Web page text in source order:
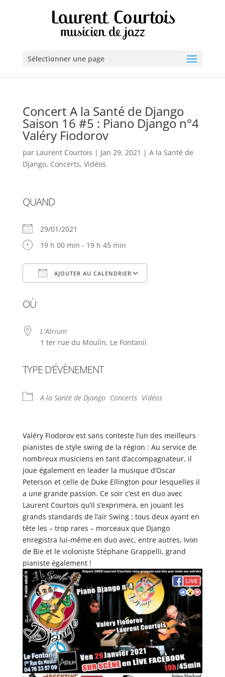
Sélectionner une page
Concert A la Santé de Django
Saison 16 #5 : Piano Django n°4
Valéry Fiodorov
par Laurent Courtois | Jan 29, 2021 | A la Santé de
Django, Concerts, Vidéos
QUAND
29/01/2021
19 h 00 min - 19 h 45 min
AJOUTER AU CALENDRIER
OÙ
L'Atrium
1 ter rue du Moulin, Le Fontanil
TYPE D’ÉVÈNEMENT
A la Santé de Django Concerts Vidéos
Valéry Fiodorov est sans conteste l’un des meilleurs
pianistes de style swing de la région : Au service de
nombreux musiciens en tant d’accompagnateur, il
joue également en leader la musique d’Oscar
Peterson et celle de Duke Ellington pour lesquelles il
a une grande passion. Ce soir c’est en duo avec
Laurent Courtois qu’il s’exprimera, en jouant les
grands standards de l’air Swing ; tous deux ayant en
tête les – trop rares – morceaux que Django
enregistra lui-même en duo avec, entre autres, Ivon
de Bie et le violoniste Stéphane Grappelli, grand
pianiste également !